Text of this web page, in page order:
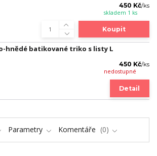
450 Kč/ks
skladem 1 ks
Koupit
hnědé batikované triko s listy L
450 Kč/ks
nedostupné
Detail
Parametry Komentáře 0